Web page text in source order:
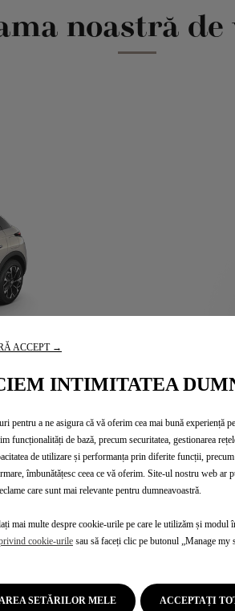
noastră
sau chiar cu 40%
cu un motor pe benzină.
Reducere cu
ACCEPT →
INTIMITATEA
pentru a ne asigura că vă oferim cea mai bună experiență
funcționalități de bază, precum securitatea, gestionarea
de utilizare și performanța prin diferite funcții,
îmbunătățesc ceea ce vă oferim. Site-ul nostru web ar
care sunt mai relevante pentru dumneavoastră.
mai multe despre cookie-urile pe care le utilizăm și modul
cookie-urile sau să faceți clic pe butonul „Manage my
SETĂRILOR MELE ACCEPTAȚI